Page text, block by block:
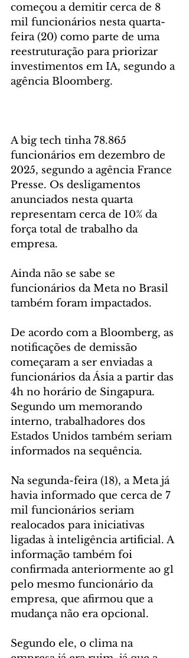
começou a demitir cerca de 8
mil funcionários nesta quarta-
feira (20) como parte de uma
reestruturação para priorizar
investimentos em IA, segundo a
agência Bloomberg.
A big tech tinha 78.865
funcionários em dezembro de
2025, segundo a agência France
Presse. Os desligamentos
anunciados nesta quarta
representam cerca de 10% da
força total de trabalho da
empresa.
Ainda não se sabe se
funcionários da Meta no Brasil
também foram impactados.
De acordo com a Bloomberg, as
notificações de demissão
começaram a ser enviadas a
funcionários da Ásia a partir das
4h no horário de Singapura.
Segundo um memorando
interno, trabalhadores dos
Estados Unidos também seriam
informados na sequência.
Na segunda-feira (18), a Meta já
havia informado que cerca de 7
mil funcionários seriam
realocados para iniciativas
ligadas à inteligência artificial. A
informação também foi
confirmada anteriormente ao g1
pelo mesmo funcionário da
empresa, que afirmou que a
mudança não era opcional.
Segundo ele, o clima na